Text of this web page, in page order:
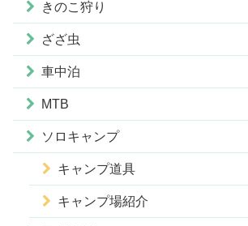
きのこ狩り
ざざ虫
車中泊
MTB
ソロキャンプ
キャンプ道具
キャンプ場紹介